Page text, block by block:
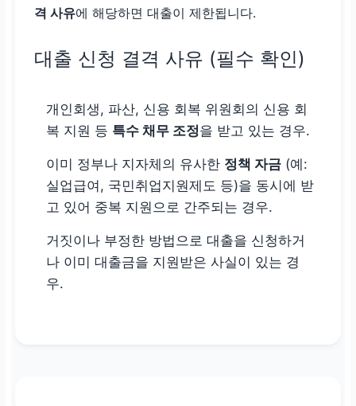
격 사유에 해당하면 대출이 제한됩니다.
대출 신청 결격 사유 (필수 확인)
개인회생, 파산, 신용 회복 위원회의 신용 회
복 지원 등 특수 채무 조정을 받고 있는 경우.
이미 정부나 지자체의 유사한 정책 자금 (예:
실업급여, 국민취업지원제도 등)을 동시에 받
고 있어 중복 지원으로 간주되는 경우.
거짓이나 부정한 방법으로 대출을 신청하거
나 이미 대출금을 지원받은 사실이 있는 경
우.